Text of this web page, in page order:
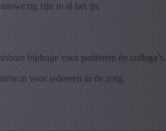
zijn in al het ijs.
bijdrage voor patiënten én collega’s.
voor iedereen in de zorg.